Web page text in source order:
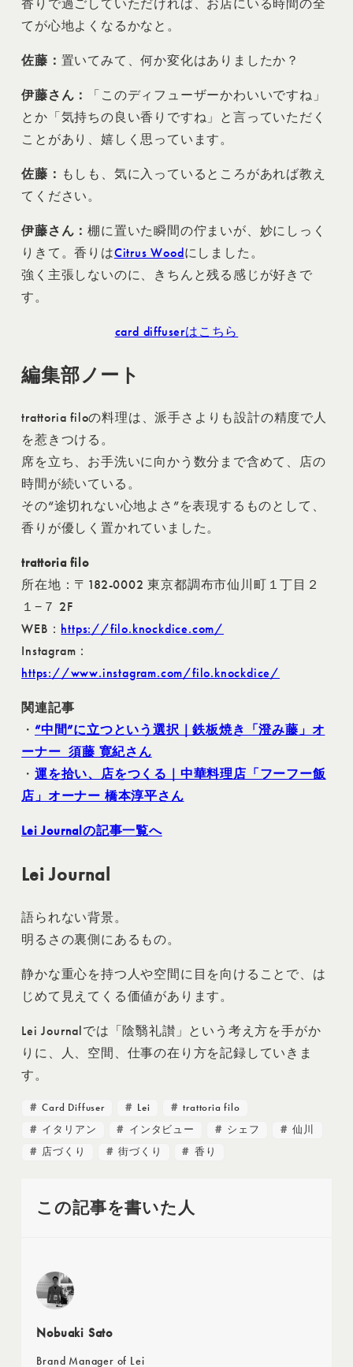
香りで過ごしていただければ、お店にいる時間の全
てが心地よくなるかなと。
佐藤 ： 置いてみて、何か変化はありましたか？
伊藤さん：
「このディフューザーかわいいですね」
とか「気持ちの良い香りですね」と言っていただく
ことがあり、嬉しく思っています。
佐藤 ： もしも、気に入っているところがあれば教え
てください。
伊藤さん：棚に置いた瞬間の佇まいが、妙にしっく
りきて。香りはCitrus Woodにしました。
強く主張しないのに、きちんと残る感じが好きで
す。
card diffuserはこちら
編集部ノート
trattoria filoの料理は、派手さよりも設計の精度で人
を惹きつける。
席を立ち、お手洗いに向かう数分まで含めて、店の
時間が続いている。
その“途切れない心地よさ”を表現するものとして、
香りが優しく置かれていました。
trattoria filo
所在地：〒182-0002 東京都調布市仙川町１丁目２
１−７ 2F
WEB： https://filo.knockdice.com/
Instagram：
https://www.instagram.com/filo.knockdice/
関連記事
・ “中間”に立つという選択｜鉄板焼き「澄み藤」オ
ーナー 須藤 寛紀さん
・ 運を拾い、店をつくる｜中華料理店「フーフー飯
店」オーナー 橋本淳平さん
Lei Journalの記事一覧へ
Lei Journal
語られない背景。
明るさの裏側にあるもの。
静かな重心を持つ人や空間に目を向けることで、は
じめて見えてくる価値があります。
Lei Journalでは「陰翳礼讃」という考え方を手がか
りに、人、空間、仕事の在り方を記録していきま
す。
Card Diffuser Lei
trattoria filo
イタリアン
インタビュー シェフ
仙川
店づくり
街づくり 香り
この記事を書いた人
Nobuaki Sato
Brand Manager of Lei